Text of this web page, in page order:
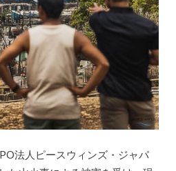
法人ピースウィンズ・ジャパ